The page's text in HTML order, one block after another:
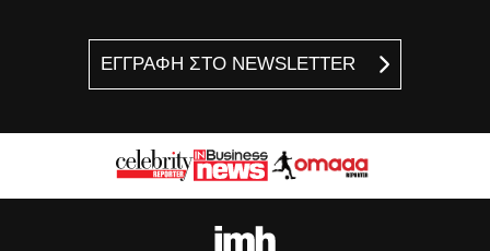
ΕΓΓΡΑΦΗ ΣΤΟ NEWSLETTER